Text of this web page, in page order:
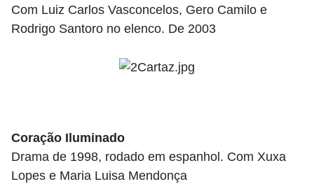
Com Luiz Carlos Vasconcelos, Gero Camilo e
Rodrigo Santoro no elenco. De 2003
Coração Iluminado
Drama de 1998, rodado em espanhol. Com Xuxa
Lopes e Maria Luisa Mendonça